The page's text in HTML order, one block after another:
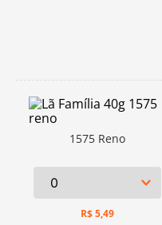
1575 Reno
R$5,49